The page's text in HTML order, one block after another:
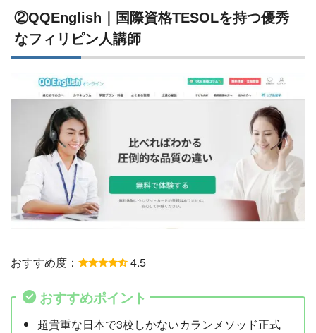
②QQEnglish｜国際資格TESOLを持つ優秀
なフィリピン人講師
おすすめ度： 4.5
おすすめポイント
超貴重な日本で3校しかないカランメソッド正式